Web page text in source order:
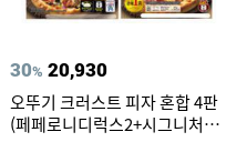
30% 20,930
오뚜기 크러스트 피자 혼합 4판
(페페로니디럭스2+시그니처익